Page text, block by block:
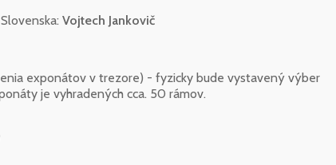
Vojtech Jankovič
exponátov v trezore) - fyzicky bude vystavený výber
je vyhradených cca. 50 rámov.